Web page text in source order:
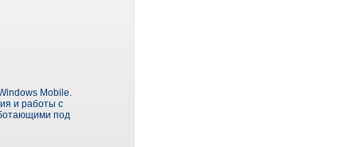
Mobile.
и работы с
под